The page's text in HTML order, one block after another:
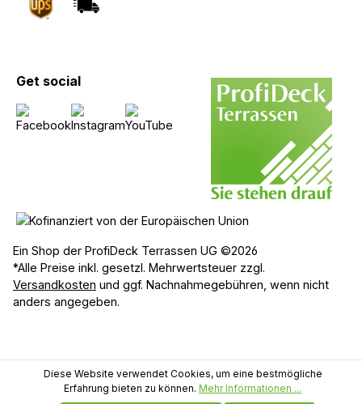
Get social
Ein Shop der ProfiDeck Terrassen UG ©2026
*Alle Preise inkl. gesetzl. Mehrwertsteuer zzgl.
Versandkosten und ggf. Nachnahmegebühren, wenn nicht
anders angegeben.
Diese Website verwendet Cookies, um eine bestmögliche
Erfahrung bieten zu können. Mehr Informationen ...